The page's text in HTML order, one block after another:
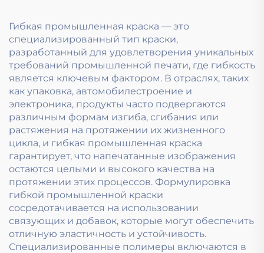
Гибкая промышленная краска — это
специализированный тип краски,
разработанный для удовлетворения уникальных
требований промышленной печати, где гибкость
является ключевым фактором. В отраслях, таких
как упаковка, автомобилестроение и
электроника, продукты часто подвергаются
различным формам изгиба, сгибания или
растяжения на протяжении их жизненного
цикла, и гибкая промышленная краска
гарантирует, что напечатанные изображения
остаются целыми и высокого качества на
протяжении этих процессов. Формулировка
гибкой промышленной краски
сосредотачивается на использовании
связующих и добавок, которые могут обеспечить
отличную эластичность и устойчивость.
Специализированные полимеры включаются в